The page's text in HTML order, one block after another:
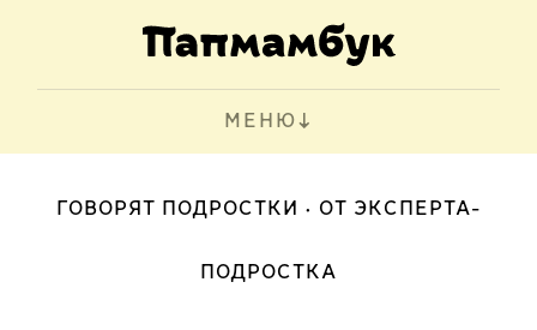
МЕНЮ
ГОВОРЯТ ПОДРОСТКИ ОТ ЭКСПЕРТА-
ПОДРОСТКА